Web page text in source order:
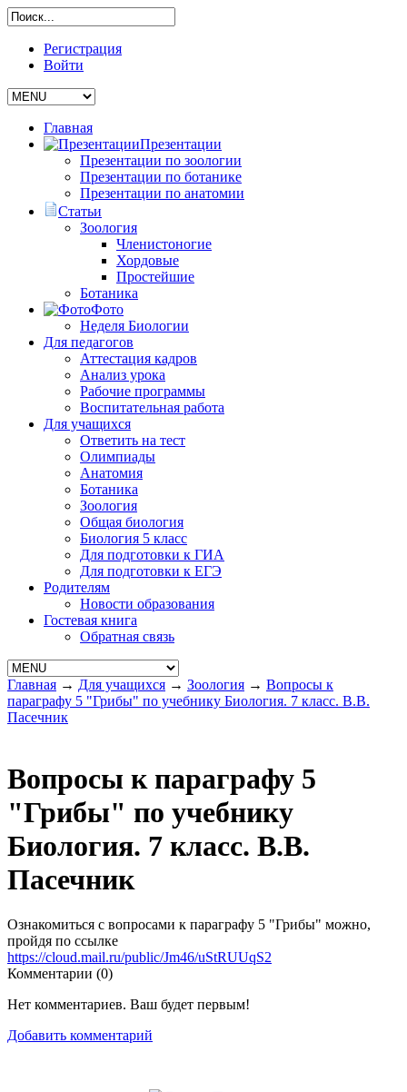
Регистрация
Войти
Главная
Презентации
Презентации по зоологии
Презентации по ботанике
Презентации по анатомии
Статьи
Зоология
Членистоногие
Хордовые
Простейшие
Ботаника
Фото
Неделя Биологии
Для педагогов
Аттестация кадров
Анализ урока
Рабочие программы
Воспитательная работа
Для учащихся
Ответить на тест
Олимпиады
Анатомия
Ботаника
Зоология
Общая биология
Биология 5 класс
Для подготовки к ГИА
Для подготовки к ЕГЭ
Родителям
Новости образования
Гостевая книга
Обратная связь
Главная → Для учащихся → Зоология → Вопросы к
параграфу 5 "Грибы" по учебнику Биология. 7 класс. В.В.
Пасечник
Вопросы к параграфу 5
"Грибы" по учебнику
Биология. 7 класс. В.В.
Пасечник
Ознакомиться с вопросами к параграфу 5 "Грибы" можно,
пройдя по ссылке
https://cloud.mail.ru/public/Jm46/uStRUUqS2
Комментарии (0)
Нет комментариев. Ваш будет первым!
Добавить комментарий